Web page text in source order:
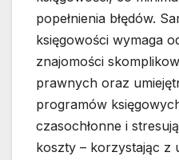
popełnienia błędów.
księgowości wymaga
znajomości
prawnych oraz
programów
czasochłonne i
koszty – korzystając z